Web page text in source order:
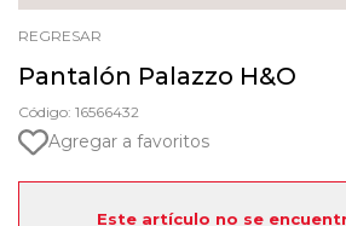
REGRESAR
Pantalón Palazzo H&O
Código: 16566432
Agregar a favoritos
Este artículo no se